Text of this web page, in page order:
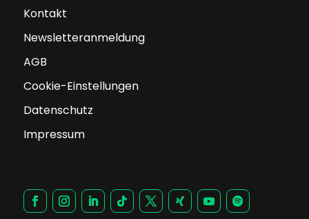
Kontakt
Newsletteranmeldung
AGB
Cookie-Einstellungen
Datenschutz
Impressum